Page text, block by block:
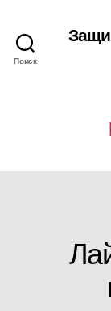
Поиск